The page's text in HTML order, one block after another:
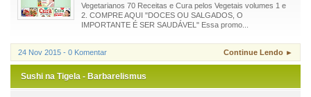
Vegetarianos 70 Receitas e Cura pelos Vegetais volumes 1 e
2. COMPRE AQUI "DOCES OU SALGADOS, O
IMPORTANTE É SER SAUDÁVEL" Essa promo...
24 Nov 2015 - 0 Komentar Continue Lendo ►
Sushi na Tigela - Barbarelismus